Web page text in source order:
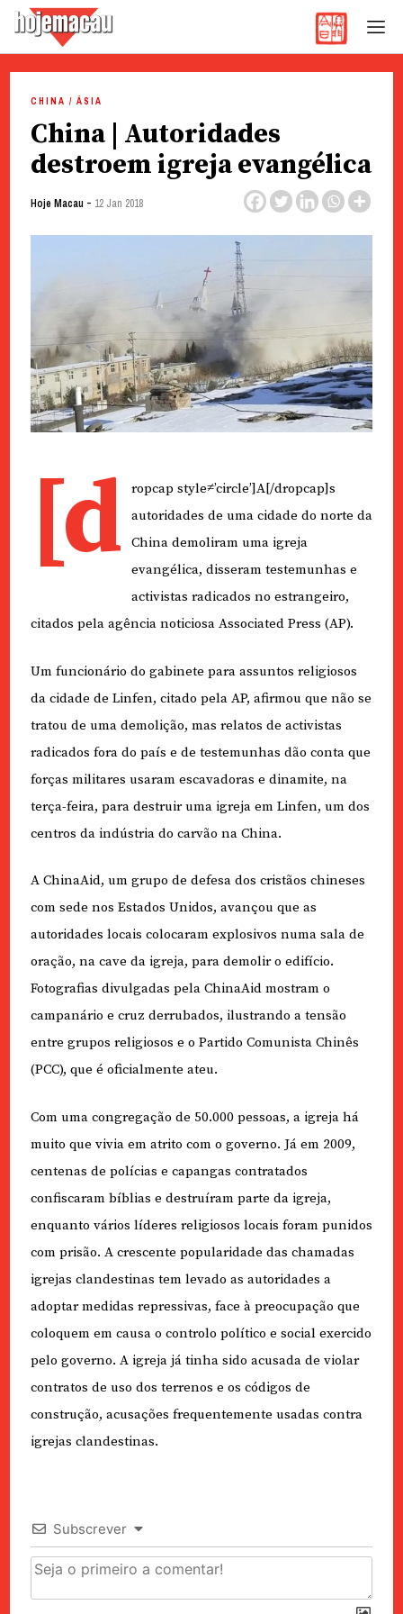
content
CHINA / ÁSIA
China | Autoridades
destroem igreja evangélica
Hoje Macau - 12 Jan 2018
[d
ropcap style≠’circle’]A[/dropcap]s
autoridades de uma cidade do norte da
China demoliram uma igreja
evangélica, disseram testemunhas e
activistas radicados no estrangeiro,
citados pela agência noticiosa Associated Press (AP).
Um funcionário do gabinete para assuntos religiosos
da cidade de Linfen, citado pela AP, afirmou que não se
tratou de uma demolição, mas relatos de activistas
radicados fora do país e de testemunhas dão conta que
forças militares usaram escavadoras e dinamite, na
terça-feira, para destruir uma igreja em Linfen, um dos
centros da indústria do carvão na China.
A ChinaAid, um grupo de defesa dos cristãos chineses
com sede nos Estados Unidos, avançou que as
autoridades locais colocaram explosivos numa sala de
oração, na cave da igreja, para demolir o edifício.
Fotografias divulgadas pela ChinaAid mostram o
campanário e cruz derrubados, ilustrando a tensão
entre grupos religiosos e o Partido Comunista Chinês
(PCC), que é oficialmente ateu.
Com uma congregação de 50.000 pessoas, a igreja há
muito que vivia em atrito com o governo. Já em 2009,
centenas de polícias e capangas contratados
confiscaram bíblias e destruíram parte da igreja,
enquanto vários líderes religiosos locais foram punidos
com prisão. A crescente popularidade das chamadas
igrejas clandestinas tem levado as autoridades a
adoptar medidas repressivas, face à preocupação que
coloquem em causa o controlo político e social exercido
pelo governo. A igreja já tinha sido acusada de violar
contratos de uso dos terrenos e os códigos de
construção, acusações frequentemente usadas contra
igrejas clandestinas.
Subscrever